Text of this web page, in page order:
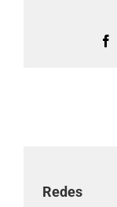
Redes